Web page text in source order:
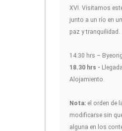
XVI. Visitamos
junto a un río en
paz y tranquilidad.
14:30 hrs –
18.30 hrs -
Alojamiento.
Nota: el orden de
modificarse sin
alguna en los